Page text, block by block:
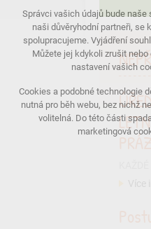
vyhodnocení
marketingová cookies
Více informací o cookies
PŘIJMOUT VŠECHNY
Správci vašich údajů bude naše
naši důvěryhodní partneři, se
spolupracujeme. Vyjádření
Můžete jej kdykoli zrušit nebo
nastavení vašich
Cookies a podobné technologie
nutná pro běh webu, bez nichž
volitelná. Do této části
marketingová